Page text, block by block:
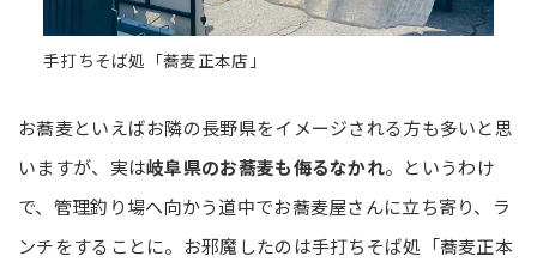
手打ちそば処「蕎麦正本店」
お蕎麦といえばお隣の長野県をイメージされる方も多いと思
いますが、実は岐阜県のお蕎麦も侮るなかれ。というわけ
で、管理釣り場へ向かう道中でお蕎麦屋さんに立ち寄り、ラ
ンチをすることに。お邪魔したのは手打ちそば処「蕎麦正本